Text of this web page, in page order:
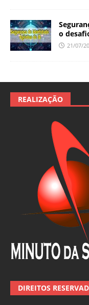
o
21/07/
REALIZAÇÃO
DIREITOS